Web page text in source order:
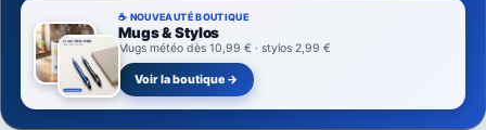
☕ NOUVEAUTÉ BOUTIQUE
Mugs & Stylos
Mugs météo dès 10,99 € · stylos 2,99 €
Voir la boutique →